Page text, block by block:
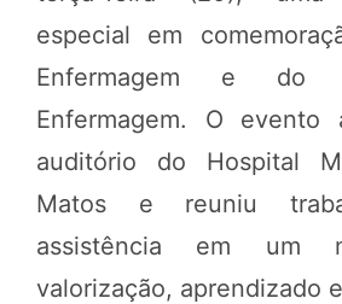
especial em
Enfermagem e do
Enfermagem. O evento
auditório do Hospital
Matos e reuniu
assistência em um
valorização, aprendizado